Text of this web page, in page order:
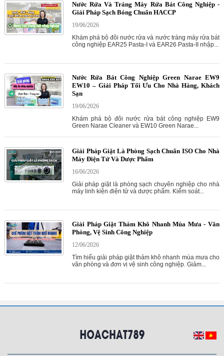
Nước Rửa Và Tráng Máy Rửa Bát Công Nghiệp -
Giải Pháp Sạch Bóng Chuẩn HACCP
19/06/2026
Khám phá bộ đôi nước rửa và nước tráng máy rửa bát
công nghiệp EAR25 Pasta-I và EAR26 Pasta-II nhập...
Nước Rửa Bát Công Nghiệp Green Narae EW9
EW10 – Giải Pháp Tối Ưu Cho Nhà Hàng, Khách
Sạn
19/06/2026
Khám phá bộ đôi nước rửa bát công nghiệp EW9
Green Narae Cleaner và EW10 Green Narae...
Giải Pháp Giặt Là Phòng Sạch Chuẩn ISO Cho Nhà
Máy Điện Tử Và Dược Phẩm
16/06/2026
Giải pháp giặt là phòng sạch chuyên nghiệp cho nhà
máy linh kiện điện tử và dược phẩm. Kiểm soát...
Giải Pháp Giặt Thảm Khô Nhanh Mùa Mưa - Văn
Phòng, Vệ Sinh Công Nghiệp
12/06/2026
Tìm hiểu giải pháp giặt thảm khô nhanh mùa mưa cho
văn phòng và đơn vị vệ sinh công nghiệp. Giảm...